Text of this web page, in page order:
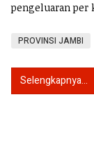
pengeluaran per
PROVINSI JAMBI
Selengkapnya...